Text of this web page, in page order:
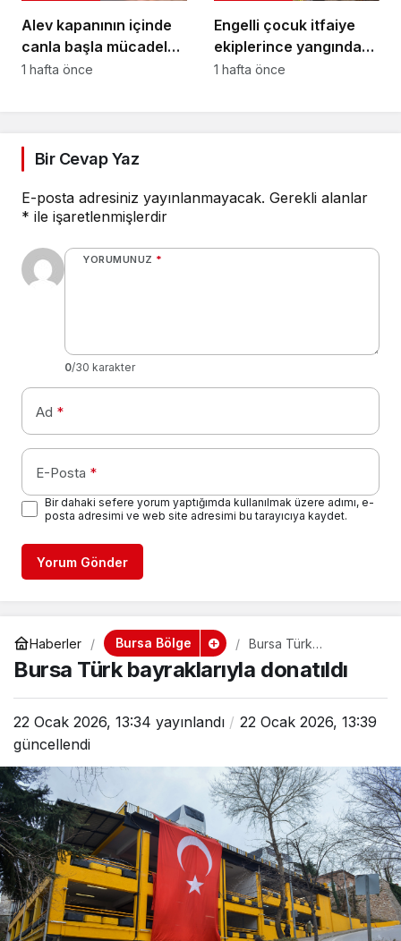
Alev kapanının içinde
canla başla mücadele
ettiler:
1 hafta önce
Engelli çocuk itfaiye
ekiplerince yangından
kurtarıldı
1 hafta önce
Bir Cevap Yaz
E-posta adresiniz yayınlanmayacak. Gerekli alanlar
* ile işaretlenmişlerdir
YORUMUNUZ *
0/30 karakter
Ad *
E-Posta *
Bir dahaki sefere yorum yaptığımda kullanılmak üzere adımı, e-
posta adresimi ve web site adresimi bu tarayıcıya kaydet.
Yorum Gönder
Haberler Bursa Bölge
Bursa Türk
bayraklarıyla donatıldı
Bursa Türk bayraklarıyla donatıldı
22 Ocak 2026, 13:34 yayınlandı
22 Ocak 2026, 13:39
güncellendi